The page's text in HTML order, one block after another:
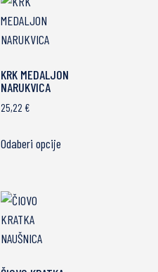
KRK MEDALJON
NARUKVICA
25,22 €
Odaberi opcije